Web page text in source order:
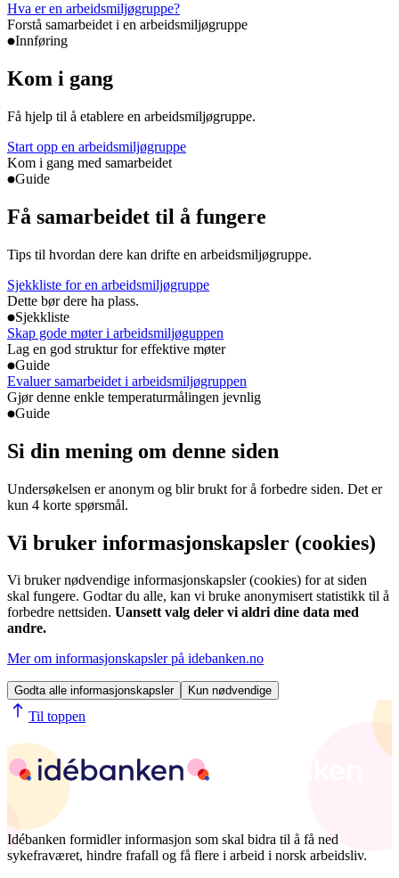
Hva er en arbeidsmiljøgruppe?
Forstå samarbeidet i en arbeidsmiljøgruppe
Innføring
Kom i gang
Få hjelp til å etablere en arbeidsmiljøgruppe.
Start opp en arbeidsmiljøgruppe
Kom i gang med samarbeidet
Guide
Få samarbeidet til å fungere
Tips til hvordan dere kan drifte en arbeidsmiljøgruppe.
Sjekkliste for en arbeidsmiljøgruppe
Dette bør dere ha plass.
Sjekkliste
Skap gode møter i arbeidsmiljøguppen
Lag en god struktur for effektive møter
Guide
Evaluer samarbeidet i arbeidsmiljøgruppen
Gjør denne enkle temperaturmålingen jevnlig
Guide
Si din mening om denne siden
Undersøkelsen er anonym og blir brukt for å forbedre siden. Det er
kun 4 korte spørsmål.
Vi bruker informasjonskapsler (cookies)
Vi bruker nødvendige informasjonskapsler (cookies) for at siden
skal fungere. Godtar du alle, kan vi bruke anonymisert statistikk til å
forbedre nettsiden. Uansett valg deler vi aldri dine data med
andre.
Mer om informasjonskapsler på idebanken.no
Godta alle informasjonskapsler Kun nødvendige
Til toppen
Idébanken formidler informasjon som skal bidra til å få ned
sykefraværet, hindre frafall og få flere i arbeid i norsk arbeidsliv.